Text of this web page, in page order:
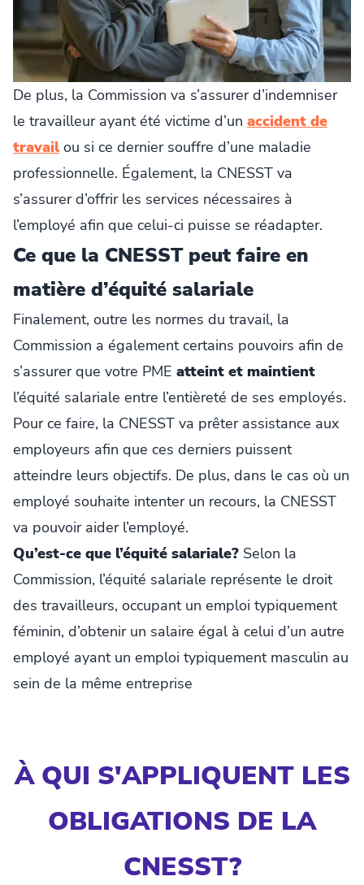
De plus, la Commission va s’assurer d’indemniser
le travailleur ayant été victime d’un accident de
travail ou si ce dernier souffre d’une maladie
professionnelle. Également, la CNESST va
s’assurer d’offrir les services nécessaires à
l’employé afin que celui-ci puisse se réadapter.
Ce que la CNESST peut faire en
matière d’équité salariale
Finalement, outre les normes du travail, la
Commission a également certains pouvoirs afin de
s’assurer que votre PME atteint et maintient
l’équité salariale entre l’entièreté de ses employés.
Pour ce faire, la CNESST va prêter assistance aux
employeurs afin que ces derniers puissent
atteindre leurs objectifs. De plus, dans le cas où un
employé souhaite intenter un recours, la CNESST
va pouvoir aider l’employé.
Qu’est-ce que l’équité salariale? Selon la
Commission, l’équité salariale représente le droit
des travailleurs, occupant un emploi typiquement
féminin, d’obtenir un salaire égal à celui d’un autre
employé ayant un emploi typiquement masculin au
sein de la même entreprise
À QUI S'APPLIQUENT LES
OBLIGATIONS DE LA
CNESST?